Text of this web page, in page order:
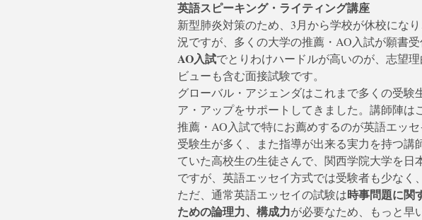
英語スピーキング・ライティング講座
新型肺炎対策のため、3月から学校が休校にな
況ですが、多くの大学の推薦・AO入試が願書
AO入試でとりわけハードルが高いのが、志望
ビューも含む面接試験です。
グローバル・アジェンダはこれまで多くの受験
ア・アップをサポートしてきました。講師陣
推薦・AO入試で特にお薦めするのが英語エッ
受験生が多く、また指導が出来る実力を持つ
ていた高校生の生徒さんで、関西学院大学を
ですが、英語エッセイ方式では受験者も少なく
ただ、通常英語エッセイの試験は時事問題に関
ための論理力、構成力が必要なため、もっと早